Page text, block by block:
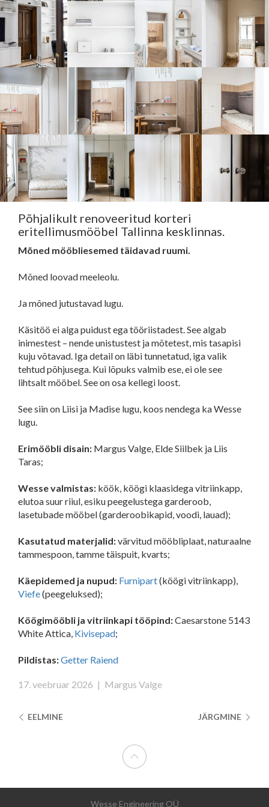
Põhjalikult renoveeritud korteri
eritellimusmööbel Tallinna kesklinnas.
Mõned mööbliesemed täidavad ruumi.
Mõned loovad meeleolu.
Ja mõned jutustavad lugu.
Käsitöö ei alga puidust ega tööriistadest. See algab
inimestest – nende unistustest ja mõtetest, mis tasapisi
kuju võtavad. Iga detail on läbi tunnetatud, iga valik
tehtud põhjusega. Kui lõpuks valmib ese, ei ole see
lihtsalt mööbel. See on osa kellegi loost.
See siin on Liisi ja Madise lugu, koos nendega ka Wesse
lugu.
Erimööbli disain: Margus Valge, Elde Siilbek ja Liis
Taras;
Wesse valmistas: köök, köögi klaasidega vitriinkapp,
elutoa suur riiul, esiku peegelustega garderoob,
lasetubade mööbel (garderoobikapid, voodi, lauad);
Kasutatud materjalid:värvitud mööbliplaat, naturaalne
tammespoon, tamme täispuit, kvarts;
Käepidemed ja nupud: Furnipart(köögi vitriinkapp),
Viefe(peegeluksed);
Köögimööbli ja vitriinkapi tööpind:Caesarstone 5143
White Attica, Kivisepad;
Pildistas:Getter Raiend
17. veebruar 2026 | Margus Valge
JÄRGMINE
EELMINE
Wesse Engineering OÜ